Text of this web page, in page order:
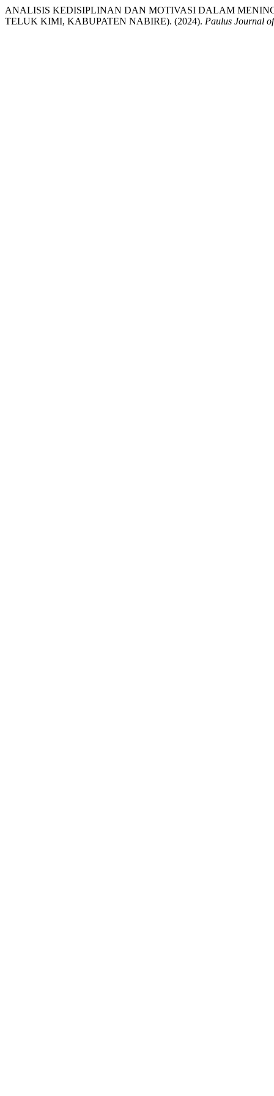
ANALISIS KEDISIPLINAN DAN MOTIVASI DALAM
TELUK KIMI, KABUPATEN NABIRE). (2024). Paulus Journal